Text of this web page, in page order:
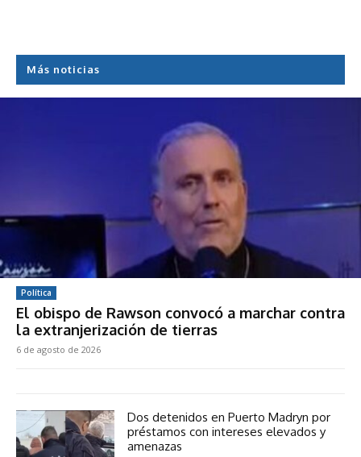
Más noticias
Política
El obispo de Rawson convocó a marchar contra
la extranjerización de tierras
6 de agosto de 2026
Dos detenidos en Puerto Madryn por
préstamos con intereses elevados y
amenazas